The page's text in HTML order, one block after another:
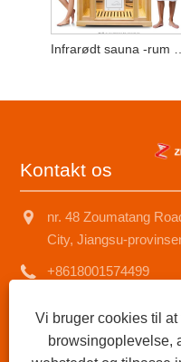
Infrarødt
Kontakt os
nr. 48 Zoumatang
City, Jiangsu-
+8618001574499
Vi bruger cookies til
browsingoplevelse,